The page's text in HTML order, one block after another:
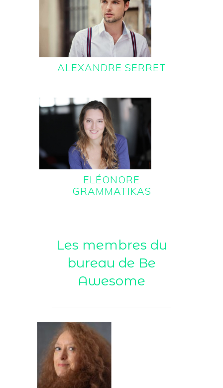
ALEXANDRE SERRET
ELÉONORE
GRAMMATIKAS
Les membres du
bureau de Be
Awesome